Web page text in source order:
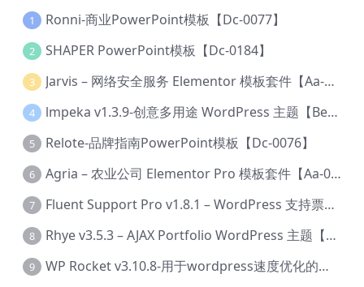
1 Ronni-商业PowerPoint模板【Dc-0077】
2 SHAPER PowerPoint模板【Dc-0184】
3 Jarvis – 网络安全服务 Elementor 模板套件【Aa-0035】
4 lmpeka v1.3.9-创意多用途 WordPress 主题【Be-0064】
5 Relote-品牌指南PowerPoint模板【Dc-0076】
6 Agria – 农业公司 Elementor Pro 模板套件【Aa-0003】
7 Fluent Support Pro v1.8.1 – WordPress 支持票务系统【Cc-0041】
8 Rhye v3.5.3 – AJAX Portfolio WordPress 主题【Bi-0049】
9 WP Rocket v3.10.8-用于wordpress速度优化的缓存加速插件【Cd-0019】